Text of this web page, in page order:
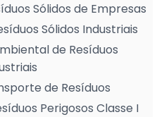
Sólidos de Empresas
Sólidos Industriais
de Resíduos
de Resíduos
Perigosos Classe I